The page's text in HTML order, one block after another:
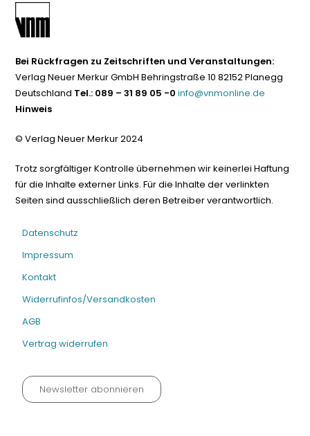
Bei Rückfragen zu Zeitschriften und Veranstaltungen:
Verlag Neuer Merkur GmbH Behringstraße 10 82152 Planegg
Deutschland Tel.: 089 – 31 89 05 -0 info@vnmonline.de
Hinweis
© Verlag Neuer Merkur 2024
Trotz sorgfältiger Kontrolle übernehmen wir keinerlei Haftung
für die Inhalte externer Links. Für die Inhalte der verlinkten
Seiten sind ausschließlich deren Betreiber verantwortlich.
Datenschutz
Impressum
Kontakt
Widerrufinfos/Versandkosten
AGB
Vertrag widerrufen
Newsletter abonnieren